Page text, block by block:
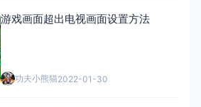
游戏画面超出电视画面设置方法
功夫小熊猫2022-01-30